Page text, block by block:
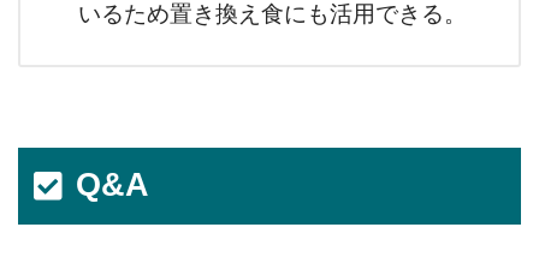
いるため置き換え食にも活用できる。
Q&A